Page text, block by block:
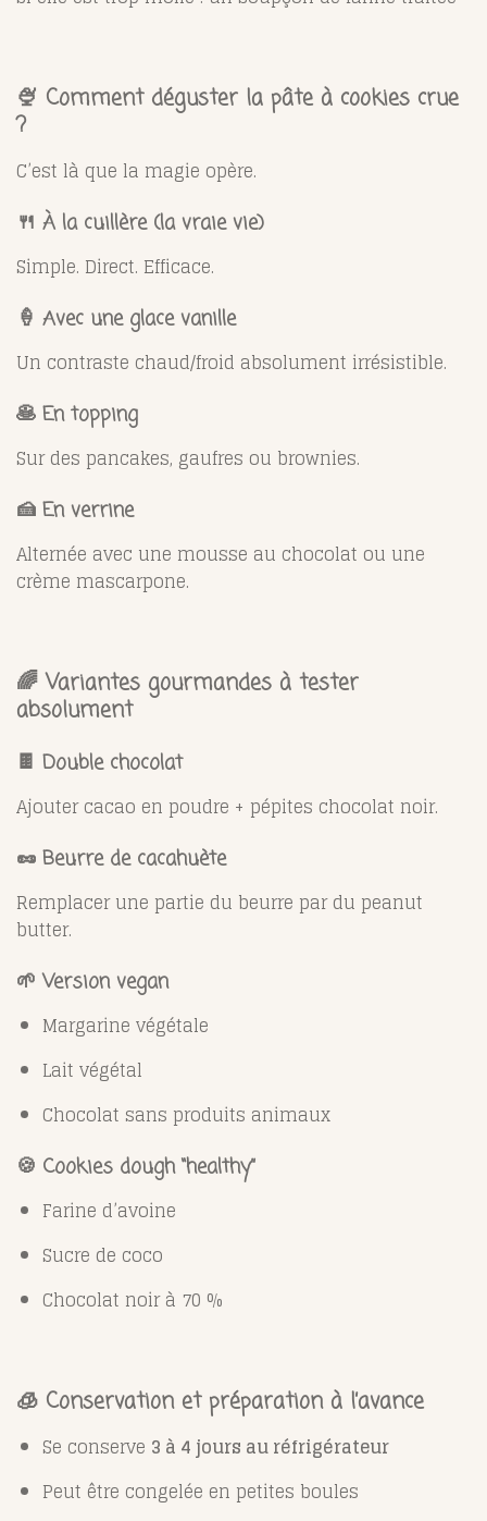
🍨 Comment déguster la pâte à cookies crue
?
C’est là que la magie opère.
🍴 À la cuillère (la vraie vie)
Simple. Direct. Efficace.
🍦 Avec une glace vanille
Un contraste chaud/froid absolument irrésistible.
🥞 En topping
Sur des pancakes, gaufres ou brownies.
🍰 En verrine
Alternée avec une mousse au chocolat ou une
crème mascarpone.
🌈 Variantes gourmandes à tester
absolument
🍫 Double chocolat
Ajouter cacao en poudre + pépites chocolat noir.
🥜 Beurre de cacahuète
Remplacer une partie du beurre par du peanut
butter.
🌱 Version vegan
Margarine végétale
Lait végétal
Chocolat sans produits animaux
🍪 Cookies dough “healthy”
Farine d’avoine
Sucre de coco
Chocolat noir à 70 %
🧊 Conservation et préparation à l’avance
Se conserve 3 à 4 jours au réfrigérateur
Peut être congelée en petites boules